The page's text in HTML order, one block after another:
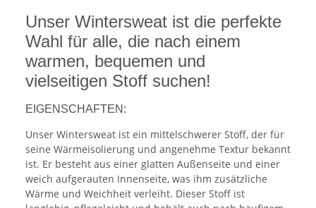
Unser Wintersweat ist die perfekte
Wahl für alle, die nach einem
warmen, bequemen und
vielseitigen Stoff suchen!
EIGENSCHAFTEN:
Unser Wintersweat ist ein mittelschwerer Stoff, der für
seine Wärmeisolierung und angenehme Textur bekannt
ist. Er besteht aus einer glatten Außenseite und einer
weich aufgerauten Innenseite, was ihm zusätzliche
Wärme und Weichheit verleiht. Dieser Stoff ist